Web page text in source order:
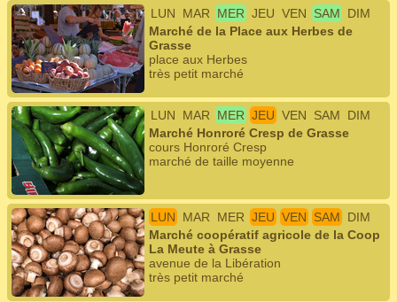
LUN MAR MER JEU VEN SAM
DIM
Marché de la Place aux Herbes de
Grasse
place aux Herbes
très petit marché
LUN MAR MER JEU VEN SAM
DIM
Marché Honroré Cresp de Grasse
cours Honroré Cresp
marché de taille moyenne
LUN MAR MER JEU VEN SAM
DIM
Marché coopératif agricole de la Coop
La Meute à Grasse
avenue de la Libération
très petit marché